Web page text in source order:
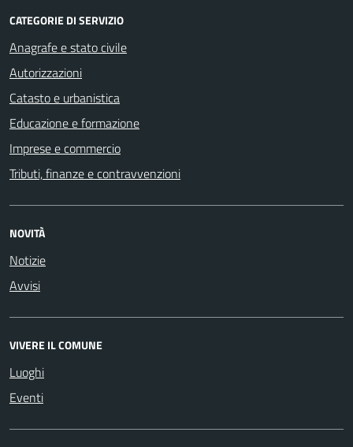
CATEGORIE DI SERVIZIO
Anagrafe e stato civile
Autorizzazioni
Catasto e urbanistica
Educazione e formazione
Imprese e commercio
Tributi, finanze e contravvenzioni
NOVITÀ
Notizie
Avvisi
VIVERE IL COMUNE
Luoghi
Eventi